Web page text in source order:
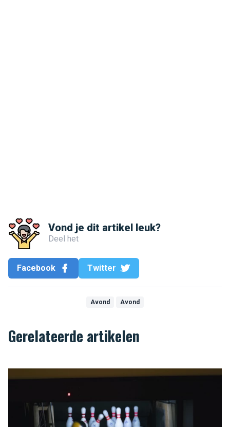
Vond je dit artikel leuk?
Deel het
Facebook Twitter
Avond Avond
Gerelateerde artikelen